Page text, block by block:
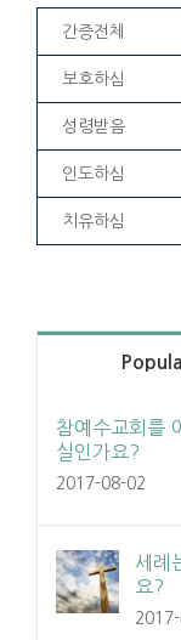
간증전체
보호하심
성령받음
인도하심
치유하심
참예수교회를
실인가요?
2017-08-02
세례
요?